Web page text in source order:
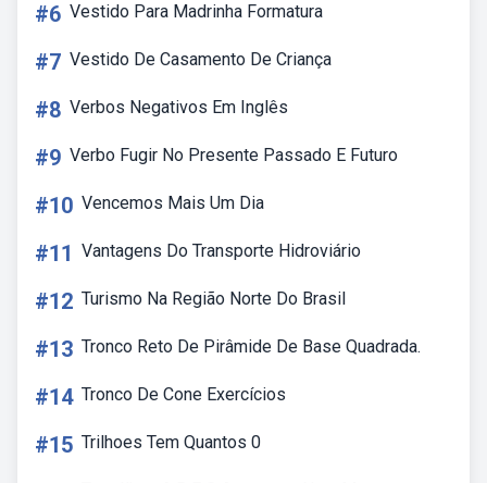
#6 Vestido Para Madrinha Formatura
#7 Vestido De Casamento De Criança
#8 Verbos Negativos Em Inglês
#9 Verbo Fugir No Presente Passado E Futuro
#10 Vencemos Mais Um Dia
#11 Vantagens Do Transporte Hidroviário
#12 Turismo Na Região Norte Do Brasil
#13 Tronco Reto De Pirâmide De Base Quadrada.
#14 Tronco De Cone Exercícios
#15 Trilhoes Tem Quantos 0